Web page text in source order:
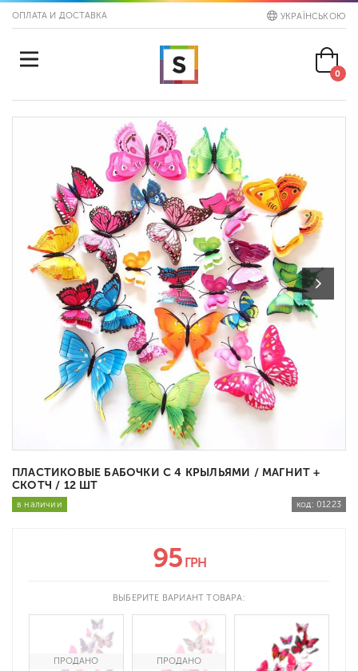
ОПЛАТА И ДОСТАВКА УКРАЇНСЬКОЮ
0
ПЛАСТИКОВЫЕ БАБОЧКИ С 4 КРЫЛЬЯМИ / МАГНИТ +
СКОТЧ / 12 ШТ
в наличии код: 01223
95 ГРН
ВЫБЕРИТЕ ВАРИАНТ ТОВАРА: